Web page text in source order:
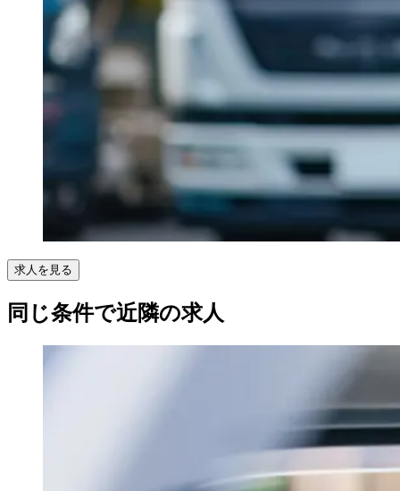
求人を見る
同じ条件で近隣の求人